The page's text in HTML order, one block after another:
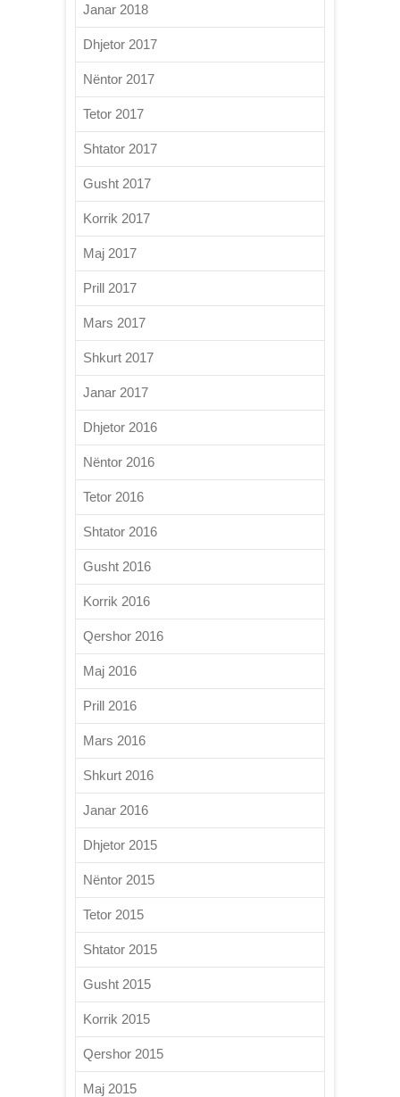
Janar 2018
Dhjetor 2017
Nëntor 2017
Tetor 2017
Shtator 2017
Gusht 2017
Korrik 2017
Maj 2017
Prill 2017
Mars 2017
Shkurt 2017
Janar 2017
Dhjetor 2016
Nëntor 2016
Tetor 2016
Shtator 2016
Gusht 2016
Korrik 2016
Qershor 2016
Maj 2016
Prill 2016
Mars 2016
Shkurt 2016
Janar 2016
Dhjetor 2015
Nëntor 2015
Tetor 2015
Shtator 2015
Gusht 2015
Korrik 2015
Qershor 2015
Maj 2015